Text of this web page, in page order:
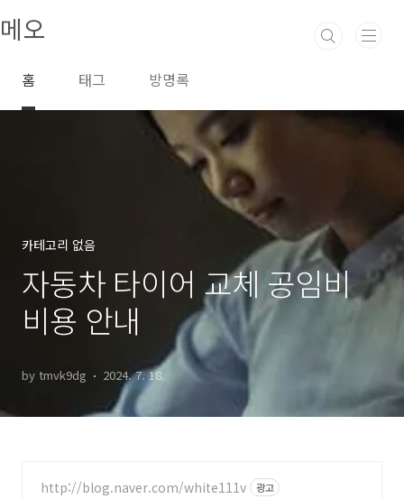
메오
홈 태그 방명록
카테고리 없음
자동차 타이어 교체 공임비
비용 안내
by tmvk9dg 2024. 7. 18.
http://blog.naver.com/white111v 광고